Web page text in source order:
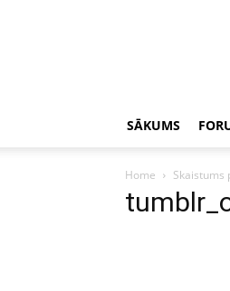
SĀKUMS
Home Skaistums